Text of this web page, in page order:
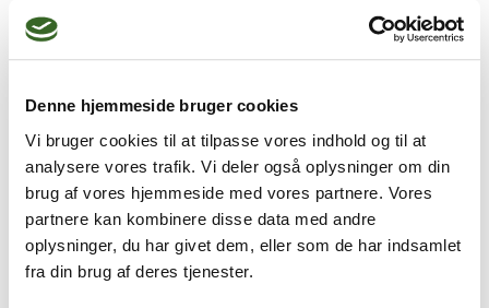
Denne hjemmeside bruger cookies
Vi bruger cookies til at tilpasse vores indhold og til at
analysere vores trafik. Vi deler også oplysninger om din
brug af vores hjemmeside med vores partnere. Vores
partnere kan kombinere disse data med andre
oplysninger, du har givet dem, eller som de har indsamlet
fra din brug af deres tjenester.
kurser i traumeforståelse,
konflikthåndtering, samtaleteknikker mm.
Jeg kan hjælpe dig med
Traumer og chok, Sorg,
Familieproblemer, Livskriser,
Mistrivsel hos børn og unge